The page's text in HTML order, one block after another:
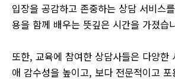
입장을 공감하고 존중하는 상담 서비스
용을 함께 배우는 뜻깊은 시간을 가졌습
또한, 교육에 참여한 상담사들은 다양한
애 감수성을 높이고, 보다 전문적이고